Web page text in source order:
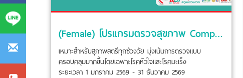
(Female) โปรแกรมตรวจสุขภาพ Complete
เหมาะสำหรับสุภาพสตรีทุกช่วงวัย มุ่งเน้นการตรวจแบบ
ครอบคลุมมากขึ้นโดยเฉพาะโรคหัวใจและโรคมะเร็ง
ระยะเวลา 1 มกราคม 2569 - 31 ธันวาคม 2569